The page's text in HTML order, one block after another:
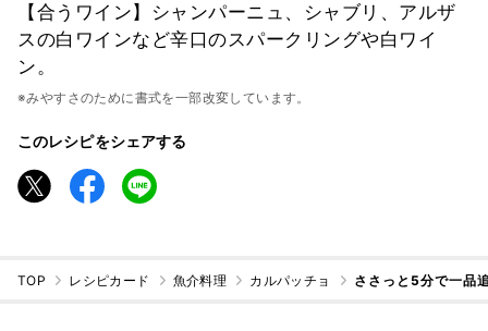
【合うワイン】シャンパーニュ、シャブリ、アルザ
スの白ワインなど辛口のスパークリングや白ワイ
ン。
※みやすさのために書式を一部改変しています。
このレシピをシェアする
TOP レシピカード 魚介料理 カルパッチョ ささっと5分で一品